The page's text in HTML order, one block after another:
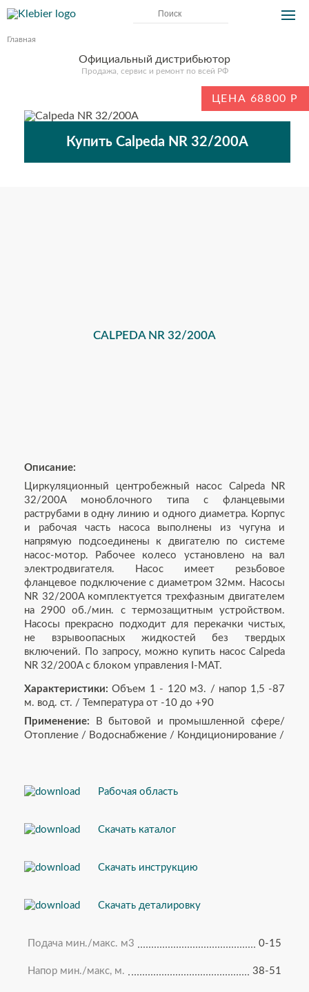
Главная
Официальный дистрибьютор
Продажа, сервис и ремонт по всей РФ
ЦЕНА 68800
Купить Calpeda NR 32/200A
CALPEDA NR 32/200A
Описание:
Циркуляционный центробежный насос Calpeda NR
32/200A моноблочного типа с фланцевыми
раструбами в одну линию и одного диаметра. Корпус
и рабочая часть насоса выполнены из чугуна и
напрямую подсоединены к двигателю по системе
насос-мотор. Рабочее колесо установлено на вал
электродвигателя. Насос имеет резьбовое
фланцевое подключение с диаметром 32мм. Насосы
NR 32/200A комплектуется трехфазным двигателем
на 2900 об./мин. с термозащитным устройством.
Насосы прекрасно подходит для перекачки чистых,
не взрывоопасных жидкостей без твердых
включений. По запросу, можно купить насос Calpeda
NR 32/200A с блоком управления I-MAT.
Характеристики: Объем 1 - 120 м3. / напор 1,5 -87
м. вод. ст. / Температура от -10 до +90
Применение: В бытовой и промышленной сфере/
Отопление / Водоснабжение / Кондиционирование /
Рабочая область
Скачать каталог
Скачать инструкцию
Скачать деталировку
Подача мин./макс. м3 0-15
Напор мин./макс, м. 38-51